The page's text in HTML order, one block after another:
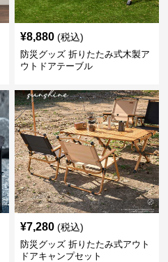
¥8,880 (税込)
防災グッズ 折りたたみ式木製ア
ウトドアテーブル
¥7,280 (税込)
防災グッズ 折りたたみ式アウト
ドアキャンプセット